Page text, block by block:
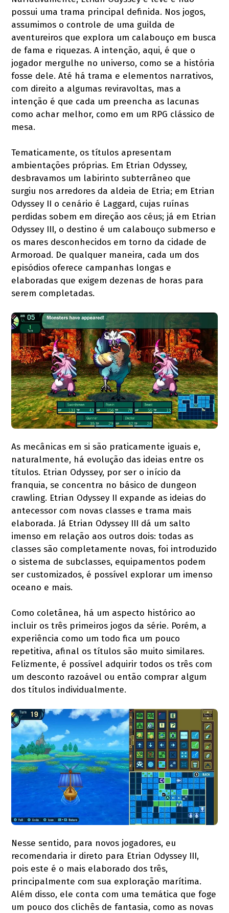
possui uma trama principal definida. Nos jogos,
assumimos o controle de uma guilda de
aventureiros que explora um calabouço em busca
de fama e riquezas. A intenção, aqui, é que o
jogador mergulhe no universo, como se a história
fosse dele. Até há trama e elementos narrativos,
com direito a algumas reviravoltas, mas a
intenção é que cada um preencha as lacunas
como achar melhor, como em um RPG clássico de
mesa.
Tematicamente, os títulos apresentam
ambientações próprias. Em Etrian Odyssey,
desbravamos um labirinto subterrâneo que
surgiu nos arredores da aldeia de Etria; em Etrian
Odyssey II o cenário é Laggard, cujas ruínas
perdidas sobem em direção aos céus; já em Etrian
Odyssey III, o destino é um calabouço submerso e
os mares desconhecidos em torno da cidade de
Armoroad. De qualquer maneira, cada um dos
episódios oferece campanhas longas e
elaboradas que exigem dezenas de horas para
serem completadas.
As mecânicas em si são praticamente iguais e,
naturalmente, há evolução das ideias entre os
títulos. Etrian Odyssey, por ser o início da
franquia, se concentra no básico de dungeon
crawling. Etrian Odyssey II expande as ideias do
antecessor com novas classes e trama mais
elaborada. Já Etrian Odyssey III dá um salto
imenso em relação aos outros dois: todas as
classes são completamente novas, foi introduzido
o sistema de subclasses, equipamentos podem
ser customizados, é possível explorar um imenso
oceano e mais.
Como coletânea, há um aspecto histórico ao
incluir os três primeiros jogos da série. Porém, a
experiência como um todo fica um pouco
repetitiva, afinal os títulos são muito similares.
Felizmente, é possível adquirir todos os três com
um desconto razoável ou então comprar algum
dos títulos individualmente.
Nesse sentido, para novos jogadores, eu
recomendaria ir direto para Etrian Odyssey III,
pois este é o mais elaborado dos três,
principalmente com sua exploração marítima.
Além disso, ele conta com uma temática que foge
um pouco dos clichês de fantasia, como as novas